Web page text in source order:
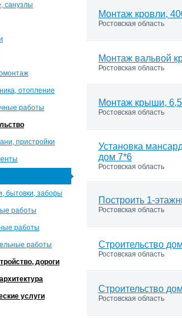
санузлы
отопление
работы
пристройки
бытовки, заборы
работы
работы
работы
дороги
услуги
Монтаж кровли,
Ростовская область
Монтаж вальвой
Ростовская область
Монтаж крыши,
Ростовская область
Установка
дом 7*6
Ростовская область
Построить 1-
Ростовская область
Строительство
Ростовская область
Строительство
Ростовская область